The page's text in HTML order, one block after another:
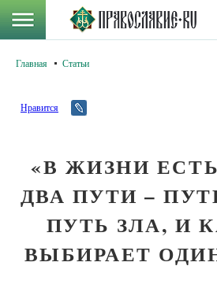
Главная Статьи
Нравится
«В ЖИЗНИ
ДВА ПУТИ –
ПУТЬ ЗЛА, И
ВЫБИРАЕТ